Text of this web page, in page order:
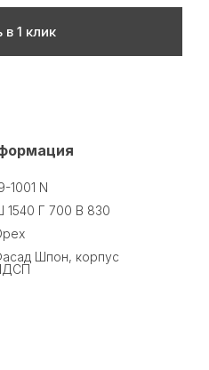
в 1 клик
1001 N
1540 Г 700 В 830
Шпон, корпус